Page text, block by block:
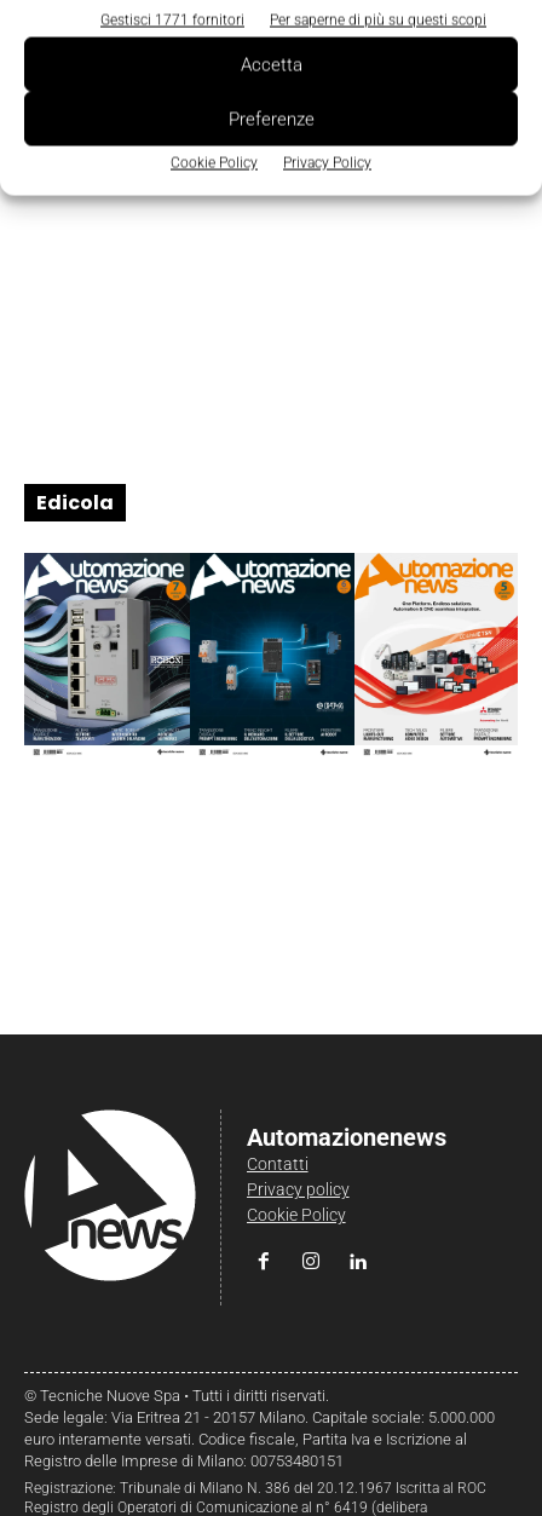
Gestisci 1771 fornitori Per saperne di più su questi scopi
Accetta
Preferenze
Cookie Policy Privacy Policy
ricerca e sviluppo industriale
Edicola
Automazionenews
Contatti
Privacy policy
Cookie Policy
© Tecniche Nuove Spa • Tutti i diritti riservati.
Sede legale: Via Eritrea 21 - 20157 Milano. Capitale sociale: 5.000.000
euro interamente versati. Codice fiscale, Partita Iva e Iscrizione al
Registro delle Imprese di Milano: 00753480151
Registrazione: Tribunale di Milano N. 386 del 20.12.1967 Iscritta al ROC
Registro degli Operatori di Comunicazione al n° 6419 (delibera